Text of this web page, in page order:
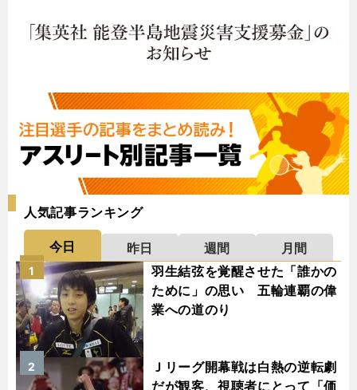
人気記事ランキング
今日 昨日 週間
月間
羽生結弦を覚醒させた「誰かの
ために」の思い 五輪連覇の偉
業への道のり
1
Ｊリーグ開幕戦は白熱の逆転劇
だが観客、視聴者にとって「価
2